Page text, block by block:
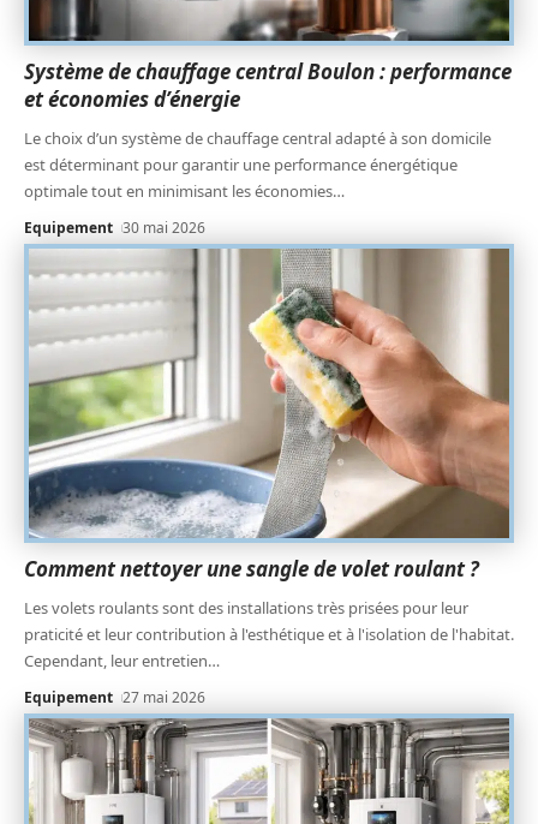
Système de chauffage central Boulon : performance
et économies d’énergie
Le choix d’un système de chauffage central adapté à son domicile
est déterminant pour garantir une performance énergétique
optimale tout en minimisant les économies…
Equipement 30 mai 2026
Comment nettoyer une sangle de volet roulant ?
Les volets roulants sont des installations très prisées pour leur
praticité et leur contribution à l'esthétique et à l'isolation de l'habitat.
Cependant, leur entretien…
Equipement 27 mai 2026